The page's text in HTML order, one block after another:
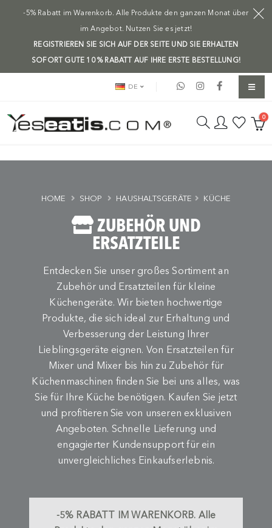
-5% Rabatt im Warenkorb. Alle Produkte den ganzen Monat über
im Angebot. Nutzen Sie es jetzt!
REGISTRIEREN SIE SICH AUF DER SEITE UND SIE ERHALTEN
SOFORT GUTE 10 % RABATT AUF IHRE ERSTE BESTELLUNG!
DE
0
ZUBEHÖR UND
ERSATZTEILE
Entdecken Sie unser großes Sortiment an
Zubehör und Ersatzteilen für kleine
Küchengeräte. Wir bieten hochwertige
Produkte, die sich ideal zur Erhaltung und
Verbesserung der Leistung Ihrer
Lieblingsgeräte eignen. Von Ersatzteilen für
Mixer und Mixer bis hin zu Zubehör für
Küchenmaschinen finden Sie bei uns alles, was
Sie für Ihre Küche benötigen. Kaufen Sie jetzt
und profitieren Sie von unseren exklusiven
Angeboten. Schnelle Lieferung und
engagierter Kundensupport für ein
unvergleichliches Einkaufserlebnis.
-5% RABATT IM WARENKORB. Alle
HOME SHOP HAUSHALTSGERÄTE KÜCHE